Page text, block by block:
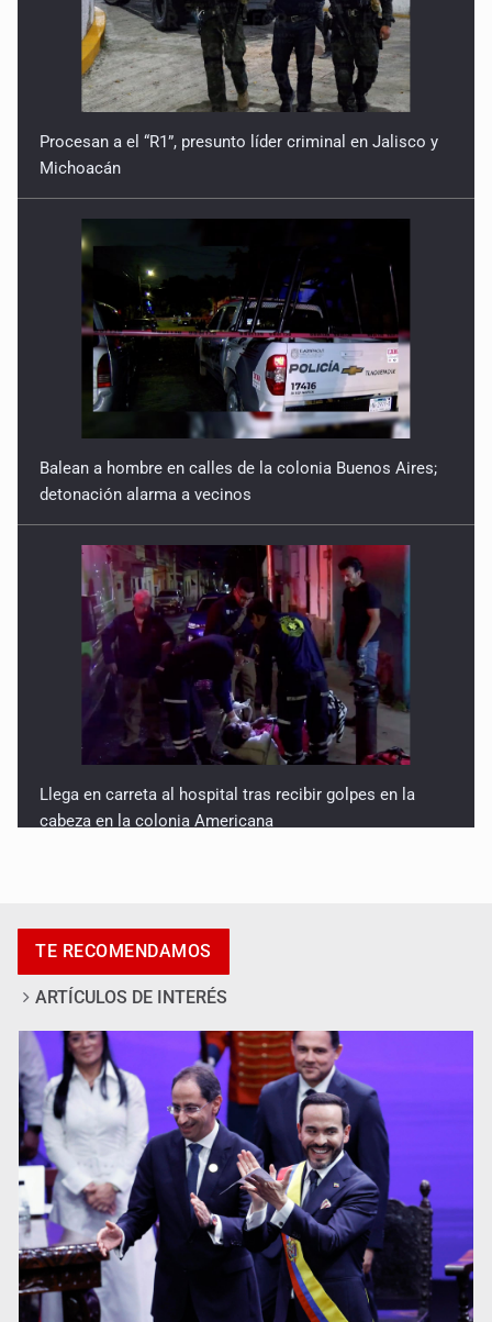
Procesan a el “R1”, presunto líder criminal en Jalisco y
Michoacán
Balean a hombre en calles de la colonia Buenos Aires;
detonación alarma a vecinos
Llega en carreta al hospital tras recibir golpes en la
cabeza en la colonia Americana
Motociclista fue perseguido y asesinado frente a un
templo en Guadalajara
TE RECOMENDAMOS
ARTÍCULOS DE INTERÉS